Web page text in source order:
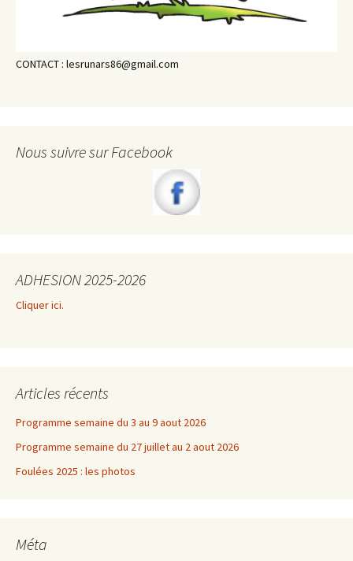
CONTACT : lesrunars86@gmail.com
Nous suivre sur Facebook
ADHESION 2025-2026
Cliquer ici.
Articles récents
Programme semaine du 3 au 9 aout 2026
Programme semaine du 27 juillet au 2 aout 2026
Foulées 2025 : les photos
Méta